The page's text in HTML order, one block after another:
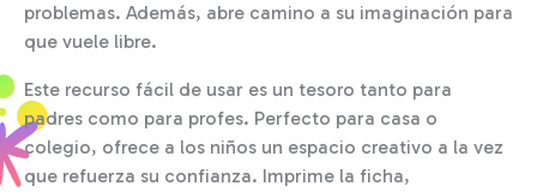
problemas. Además, abre camino a su imaginación para
que vuele libre.
Este recurso fácil de usar es un tesoro tanto para
padres como para profes. Perfecto para casa o
colegio, ofrece a los niños un espacio creativo a la vez
que refuerza su confianza. Imprime la ficha,